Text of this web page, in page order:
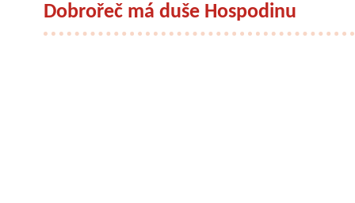
Dobrořeč má duše Hospodinu